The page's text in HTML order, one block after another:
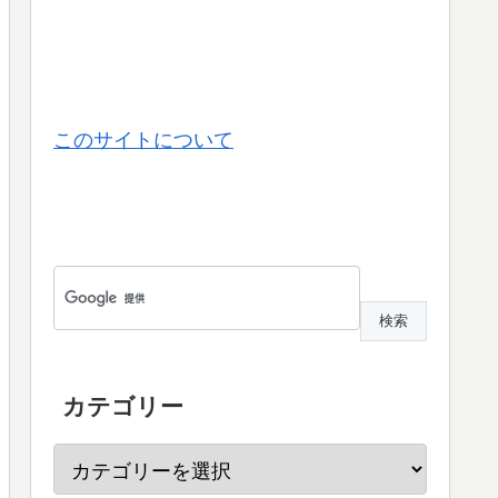
このサイトについて
カテゴリー